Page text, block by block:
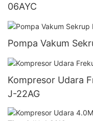
06AYC
Pompa Vakum
Kompresor Udara
J-22AG